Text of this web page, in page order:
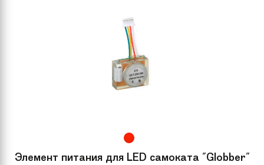
Элемент питания для LED самоката "Globber"